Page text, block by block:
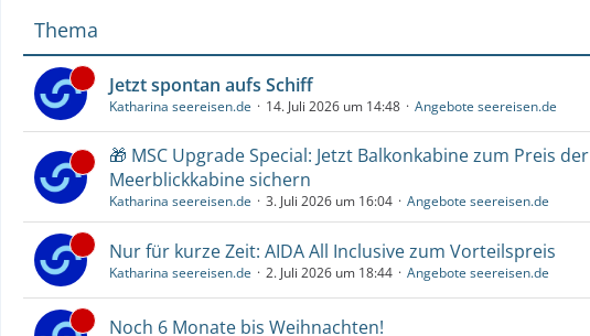
Thema
Jetzt spontan aufs Schiff
Katharina seereisen.de 14. Juli 2026 um 14:48 Angebote seereisen.de
🎁 MSC Upgrade Special: Jetzt Balkonkabine zum Preis der
Meerblickkabine sichern
Katharina seereisen.de 3. Juli 2026 um 16:04 Angebote seereisen.de
Nur für kurze Zeit: AIDA All Inclusive zum Vorteilspreis
Katharina seereisen.de 2. Juli 2026 um 18:44 Angebote seereisen.de
Noch 6 Monate bis Weihnachten!